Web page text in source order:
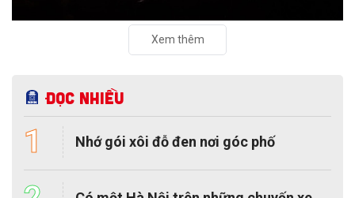
Xem thêm
Đọc nhiều
1 Nhớ gói xôi đỗ đen nơi góc phố